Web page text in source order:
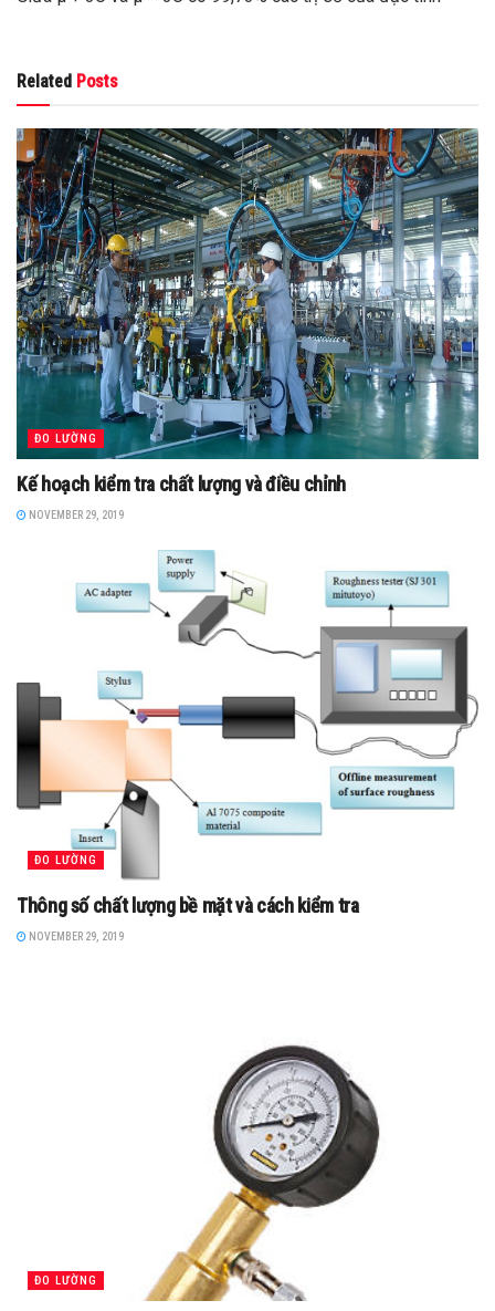
Related Posts
ĐO LƯỜNG
Kế hoạch kiểm tra chất lượng và điều chỉnh
NOVEMBER 29, 2019
ĐO LƯỜNG
Thông số chất lượng bề mặt và cách kiểm tra
NOVEMBER 29, 2019
ĐO LƯỜNG